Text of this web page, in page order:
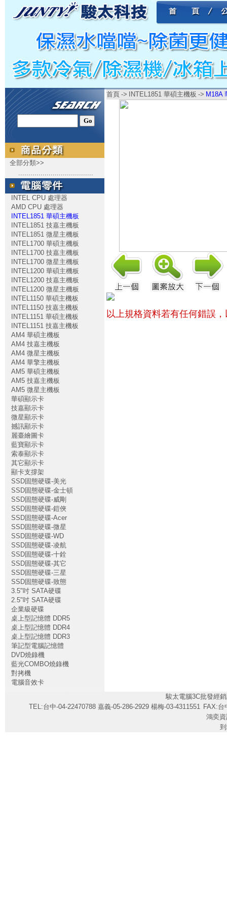
全部分類>>
.....................................
INTEL CPU 處理器
AMD CPU 處理器
INTEL1851 華碩主機板
INTEL1851 技嘉主機板
INTEL1851 微星主機板
INTEL1700 華碩主機板
INTEL1700 技嘉主機板
INTEL1700 微星主機板
INTEL1200 華碩主機板
INTEL1200 技嘉主機板
INTEL1200 微星主機板
INTEL1150 華碩主機板
INTEL1150 技嘉主機板
INTEL1151 華碩主機板
INTEL1151 技嘉主機板
AM4 華碩主機板
AM4 技嘉主機板
AM4 微星主機板
AM4 華擎主機板
AM5 華碩主機板
AM5 技嘉主機板
AM5 微星主機板
華碩顯示卡
技嘉顯示卡
微星顯示卡
撼訊顯示卡
麗臺繪圖卡
藍寶顯示卡
索泰顯示卡
其它顯示卡
顯卡支撐架
SSD固態硬碟-美光
SSD固態硬碟-金士頓
SSD固態硬碟-威剛
SSD固態硬碟-鎧俠
SSD固態硬碟-Acer
SSD固態硬碟-微星
SSD固態硬碟-WD
SSD固態硬碟-凌航
SSD固態硬碟-十銓
SSD固態硬碟-其它
SSD固態硬碟-三星
SSD固態硬碟-致態
3.5"吋 SATA硬碟
2.5"吋 SATA硬碟
企業級硬碟
桌上型記憶體 DDR5
桌上型記憶體 DDR4
桌上型記憶體 DDR3
筆記型電腦記憶體
DVD燒錄機
藍光COMBO燒錄機
對拷機
電腦音效卡
首頁 -> INTEL1851 華碩主機板 -> M18A
以上規格資料若有任何錯誤
駿太電腦3C批發經
TEL:台中-04-22470788 嘉義-05-286-2929 楊梅-03-4311551 FAX:台
鴻奕